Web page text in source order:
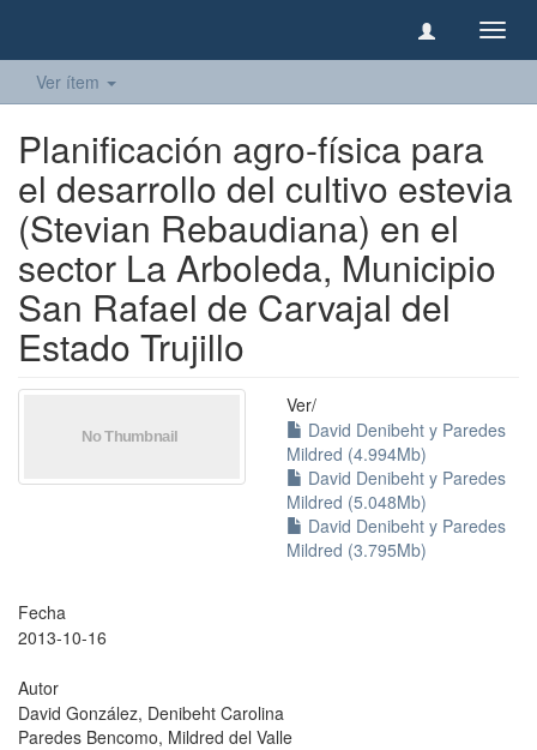
Ver ítem
Planificación agro-física para
el desarrollo del cultivo estevia
(Stevian Rebaudiana) en el
sector La Arboleda, Municipio
San Rafael de Carvajal del
Estado Trujillo
Ver/
David Denibeht y Paredes
Mildred (4.994Mb)
David Denibeht y Paredes
Mildred (5.048Mb)
David Denibeht y Paredes
Mildred (3.795Mb)
Fecha
2013-10-16
Autor
David González, Denibeht Carolina
Paredes Bencomo, Mildred del Valle